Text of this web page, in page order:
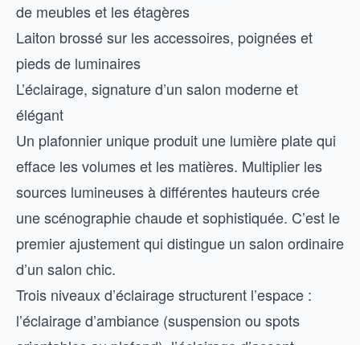
de meubles et les étagères
Laiton brossé sur les accessoires, poignées et
pieds de luminaires
L’éclairage, signature d’un salon moderne et
élégant
Un plafonnier unique produit une lumière plate qui
efface les volumes et les matières. Multiplier les
sources lumineuses à différentes hauteurs crée
une scénographie chaude et sophistiquée. C’est le
premier ajustement qui distingue un salon ordinaire
d’un salon chic.
Trois niveaux d’éclairage structurent l’espace :
l’éclairage d’ambiance (suspension ou spots